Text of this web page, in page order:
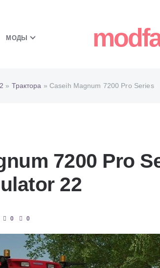
МОДЫ
» Трактора » Caseih Magnum 7200 Pro Series
7200 Pro
22
0 0